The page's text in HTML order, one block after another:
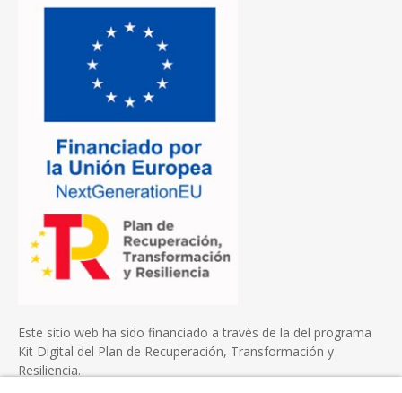
Este sitio web ha sido financiado a través de la del programa
Kit Digital del Plan de Recuperación, Transformación y
Resiliencia.